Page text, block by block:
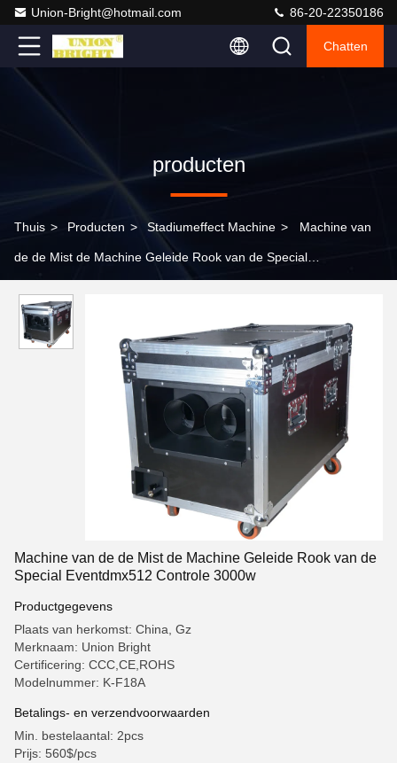
Union-Bright@hotmail.com 86-20-22350186
Chatten
producten
Thuis > Producten > Stadiumeffect Machine > Machine van
de de Mist de Machine Geleide Rook van de Special
Machine van de de Mist de Machine Geleide Rook van de
Special Eventdmx512 Controle 3000w
Productgegevens
Plaats van herkomst: China, Gz
Merknaam: Union Bright
Certificering: CCC,CE,ROHS
Modelnummer: K-F18A
Betalings- en verzendvoorwaarden
Min. bestelaantal: 2pcs
Prijs: 560$/pcs